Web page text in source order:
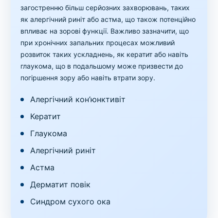
загостренню більш серйозних захворювань, таких
як алергічний риніт або астма, що також потенційно
впливає на зорові функції. Важливо зазначити, що
при хронічних запальних процесах можливий
розвиток таких ускладнень, як кератит або навіть
глаукома, що в подальшому може призвести до
погіршення зору або навіть втрати зору.
Алергічний кон’юнктивіт
Кератит
Глаукома
Алергічний риніт
Астма
Дерматит повік
Синдром сухого ока